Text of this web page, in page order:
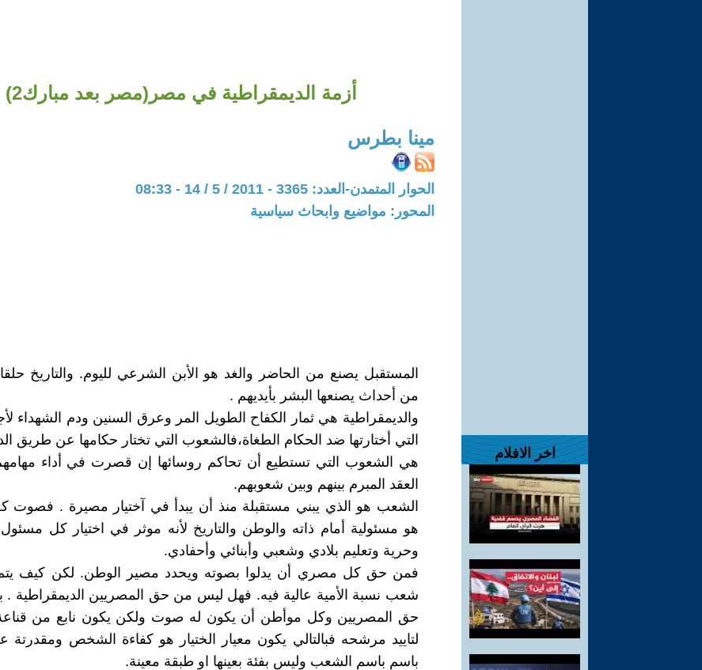
اخر الافلام
أزمة الديمقراطية في مصر(مصر بعد مبارك2)
مينا بطرس
الحوار المتمدن-العدد: 3365 - 2011 / 5 / 14 - 08:33
المحور: مواضيع وابحاث سياسية
المستقبل يصنع من الحاضر والغد هو الأبن الشرعي لليوم. والتاريخ
من أحداث يصنعها البشر بأيديهم .
والديمقراطية هي ثمار الكفاح الطويل المر وعرق السنين ودم الشهداء
التي أختارتها ضد الحكام الطغاة،فالشعوب التي تختار حكامها عن طريق
هي الشعوب التي تستطيع أن تحاكم روسائها إن قصرت في أداء مهامهم
العقد المبرم بينهم وبين شعوبهم.
الشعب هو الذي يبني مستقبلة منذ أن يبدأ في آختيار مصيرة . فصوت
هو مسئولية أمام ذاته والوطن والتاريخ لأنه موثر في اختيار كل
وحرية وتعليم بلادي وشعبي وأبنائي وأحفادي.
فمن حق كل مصري أن يدلوا بصوته ويحدد مصير الوطن. لكن كيف
شعب نسبة الأمية عالية فيه. فهل ليس من حق المصريين الديمقراطية .
حق المصريين وكل موأطن أن يكون له صوت ولكن يكون نابع من
لتاييد مرشحه فبالتالي يكون معيار الختيار هو كفاءة الشخص ومقدرتة
باسم باسم الشعب وليس بفئة بعينها او طبقة معينة.